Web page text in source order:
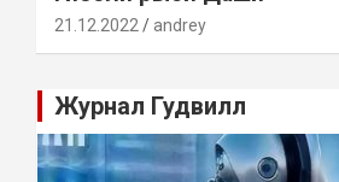
21.12.2022 andrey
Журнал Гудвилл